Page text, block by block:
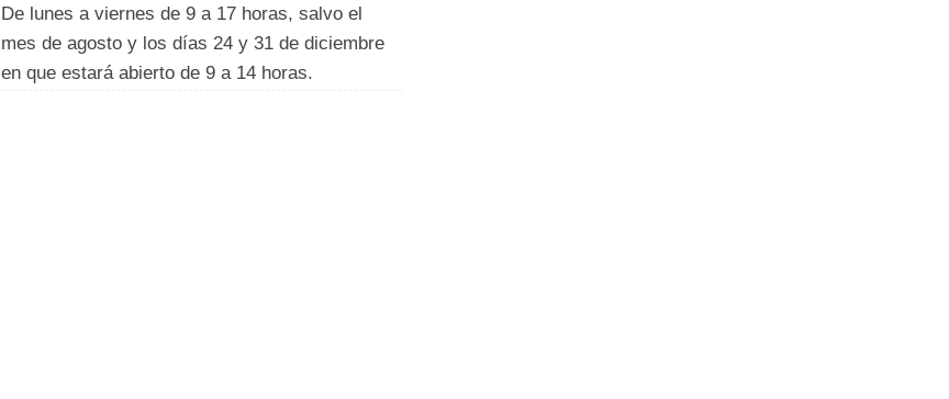
De lunes a viernes de 9 a 17 horas, salvo el
mes de agosto y los días 24 y 31 de diciembre
en que estará abierto de 9 a 14 horas.